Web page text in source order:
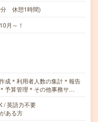
分 休憩1時間)
月～！
成＊利用者人数の集計＊報告
予算管理＊その他事務サ…
/ 英語力不要
ある方